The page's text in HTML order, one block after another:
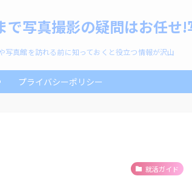
写真撮影の疑問はお任せ!
写真館を訪れる前に知っておくと役立つ情報が沢山
プライバシーポリシー
就活ガイド